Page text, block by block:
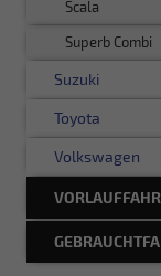
Scala
Superb Combi
Suzuki
Toyota
Volkswagen